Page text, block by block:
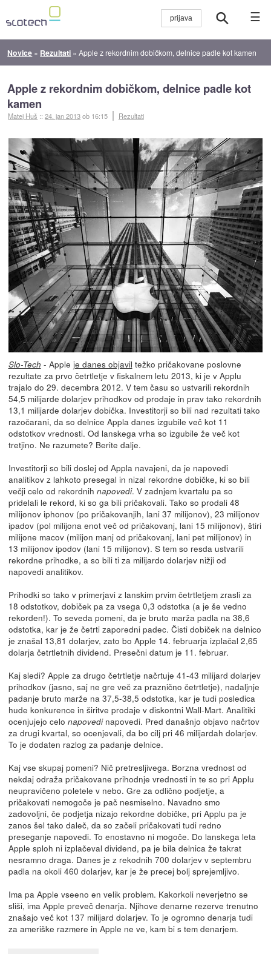
☰
Novice » Rezultati »Apple z rekordnim dobičkom, delnice padle kot kamen
Apple z rekordnim dobičkom, delnice padle kot
kamen
Matej Huš ::24. jan 2013ob 16:15 Rezultati
Slo-Tech - Apple je danes objavil težko pričakovane poslovne
rezultate za prvo četrtletje v fiskalnem letu 2013, ki je v Applu
trajalo do 29. decembra 2012. V tem času so ustvarili rekordnih
54,5 milijarde dolarjev prihodkov od prodaje in prav tako rekordnih
13,1 milijarde dolarjev dobička. Investitorji so bili nad rezultati tako
razočarani, da so delnice Appla danes izgubile več kot 11
odstotkov vrednosti. Od lanskega vrha so izgubile že več kot
tretjino. Ne razumete? Berite dalje.
Investitorji so bili doslej od Appla navajeni, da je napovedi
analitikov z lahkoto presegal in nizal rekordne dobičke, ki so bili
večji celo od rekordnih napovedi. V zadnjem kvartalu pa so
pridelali le rekord, ki so ga bili pričakovali. Tako so prodali 48
milijonov iphonov (po pričakovanjih, lani 37 milijonov), 23 milijonov
ipadov (pol milijona enot več od pričakovanj, lani 15 milijonov), štiri
milijone macov (milijon manj od pričakovanj, lani pet milijonov) in
13 milijonov ipodov (lani 15 milijonov). S tem so resda ustvarili
rekordne prihodke, a so bili ti za milijardo dolarjev nižji od
napovedi analitikov.
Prihodki so tako v primerjavi z lanskim prvim četrtletjem zrasli za
18 odstotkov, dobiček pa za vsega 0,3 odstotka (a je še vedno
rekorden!). To seveda pomeni, da je bruto marža padla na 38,6
odstotka, kar je že četrti zaporedni padec. Čisti dobiček na delnico
je znašal 13,81 dolarjev, zato bo Apple 14. februarja izplačal 2,65
dolarja četrtletnih dividend. Presečni datum je 11. februar.
Kaj sledi? Apple za drugo četrtletje načrtuje 41-43 milijard dolarjev
prihodkov (jasno, saj ne gre več za praznično četrtletje), nadaljnje
padanje bruto marže na 37,5-38,5 odstotka, kar je tudi posledica
hude konkurence in širitve prodaje v diskontni Wall-Mart. Analitiki
ocenjujejo celo napovedinapovedi. Pred današnjo objavo načrtov
za drugi kvartal, so ocenjevali, da bo cilj pri 46 milijardah dolarjev.
To je dodaten razlog za padanje delnice.
Kaj vse skupaj pomeni? Nič pretresljivega. Borzna vrednost od
nekdaj odraža pričakovane prihodnje vrednosti in te so pri Applu
neupravičeno poletele v nebo. Gre za odlično podjetje, a
pričakovati nemogoče je pač nesmiselno. Navadno smo
zadovoljni, če podjetja nizajo rekordne dobičke, pri Applu pa je
zanos šel tako daleč, da so začeli pričakovati tudi redno
preseganje napovedi. To enostavno ni mogoče. Do lanskega leta
Apple sploh ni izplačeval dividend, pa je bila delnica že takrat
nesramno draga. Danes je z rekodnih 700 dolarjev v septembru
padla na okoli 460 dolarjev, kar je že precej bolj sprejemljivo.
Ima pa Apple vseeno en velik problem. Kakorkoli neverjetno se
sliši, ima Apple preveč denarja. Njihove denarne rezerve trenutno
znašajo več kot 137 milijard dolarjev. To je ogromno denarja tudi
za ameriške razmere in Apple ne ve, kam bi s tem denarjem.